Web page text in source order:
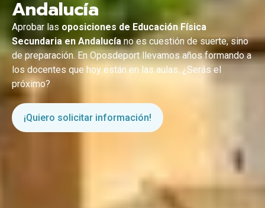
Andalucía
Aprobar las oposiciones de Educación Física
Secundaria en Andalucíano es cuestión de suerte, sino
de preparación. En Oposdeport llevamos años formando a
los docentes que hoy están en las aulas. ¿Serás el
próximo?
¡Quiero solicitar información!